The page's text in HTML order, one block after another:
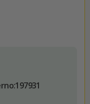
197931